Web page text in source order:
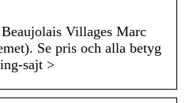
Villages Marc
Se pris och alla betyg
sajt >